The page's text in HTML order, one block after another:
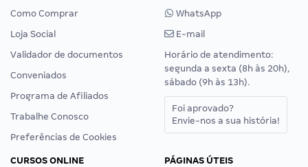
Como Comprar
Loja Social
Validador de documentos
Conveniados
Programa de Afiliados
Trabalhe Conosco
Preferências de Cookies
WhatsApp
E-mail
Horário de atendimento:
segunda a sexta (8h às 20h),
sábado (9h às 13h).
Foi aprovado?
Envie-nos a sua história!
CURSOS ONLINE
PÁGINAS ÚTEIS